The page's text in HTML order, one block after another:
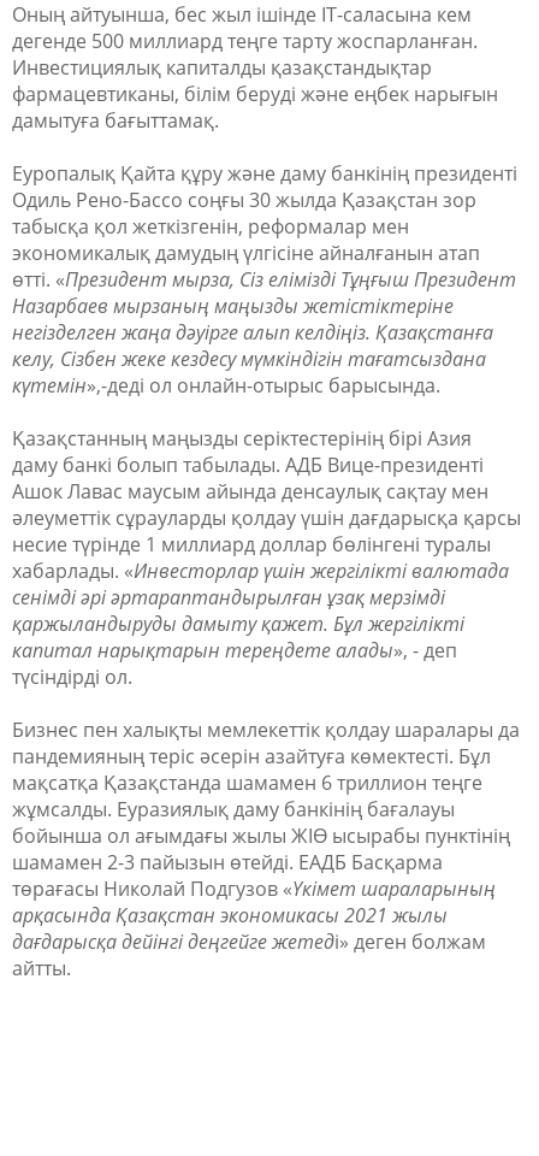
Оның айтуынша, бес жыл ішінде IТ-саласына кем
дегенде 500 миллиард теңге тарту жоспарланған.
Инвестициялық капиталды қазақстандықтар
фармацевтиканы, білім беруді және еңбек нарығын
дамытуға бағыттамақ.
Еуропалық Қайта құру және даму банкінің президенті
Одиль Рено-Бассо соңғы 30 жылда Қазақстан зор
табысқа қол жеткізгенін, реформалар мен
экономикалық дамудың үлгісіне айналғанын атап
өтті. «Президент мырза, Сіз елімізді Тұңғыш Президент
Назарбаев мырзаның маңызды жетістіктеріне
негізделген жаңа дәуірге алып келдіңіз. Қазақстанға
келу, Сізбен жеке кездесу мүмкіндігін тағатсыздана
күтемін»,-деді ол онлайн-отырыс барысында.
Қазақстанның маңызды серіктестерінің бірі Азия
даму банкі болып табылады. АДБ Вице-президенті
Ашок Лавас маусым айында денсаулық сақтау мен
әлеуметтік сұрауларды қолдау үшін дағдарысқа қарсы
несие түрінде 1 миллиард доллар бөлінгені туралы
хабарлады. «Инвесторлар үшін жергілікті валютада
сенімді әрі әртараптандырылған ұзақ мерзімді
қаржыландыруды дамыту қажет. Бұл жергілікті
капитал нарықтарын тереңдете алады», - деп
түсіндірді ол.
Бизнес пен халықты мемлекеттік қолдау шаралары да
пандемияның теріс әсерін азайтуға көмектесті. Бұл
мақсатқа Қазақстанда шамамен 6 триллион теңге
жұмсалды. Еуразиялық даму банкінің бағалауы
бойынша ол ағымдағы жылы ЖІӨ ысырабы пунктінің
шамамен 2-3 пайызын өтейді. ЕАДБ Басқарма
төрағасы Николай Подгузов «Үкімет шараларының
арқасында Қазақстан экономикасы 2021 жылы
дағдарысқа дейінгі деңгейге жетеді» деген болжам
айтты.